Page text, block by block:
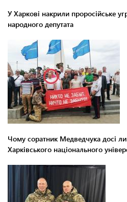
У Харкові накрили проросійське
народного депутата
Чому соратник Медведчука досі
Харківського національного